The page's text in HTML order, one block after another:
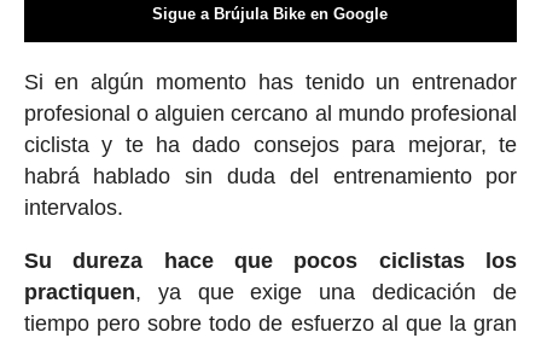
Sigue a Brújula Bike en Google
Si en algún momento has tenido un entrenador
profesional o alguien cercano al mundo profesional
ciclista y te ha dado consejos para mejorar, te
habrá hablado sin duda del entrenamiento por
intervalos.
Su dureza hace que pocos ciclistas los
practiquen, ya que exige una dedicación de
tiempo pero sobre todo de esfuerzo al que la gran